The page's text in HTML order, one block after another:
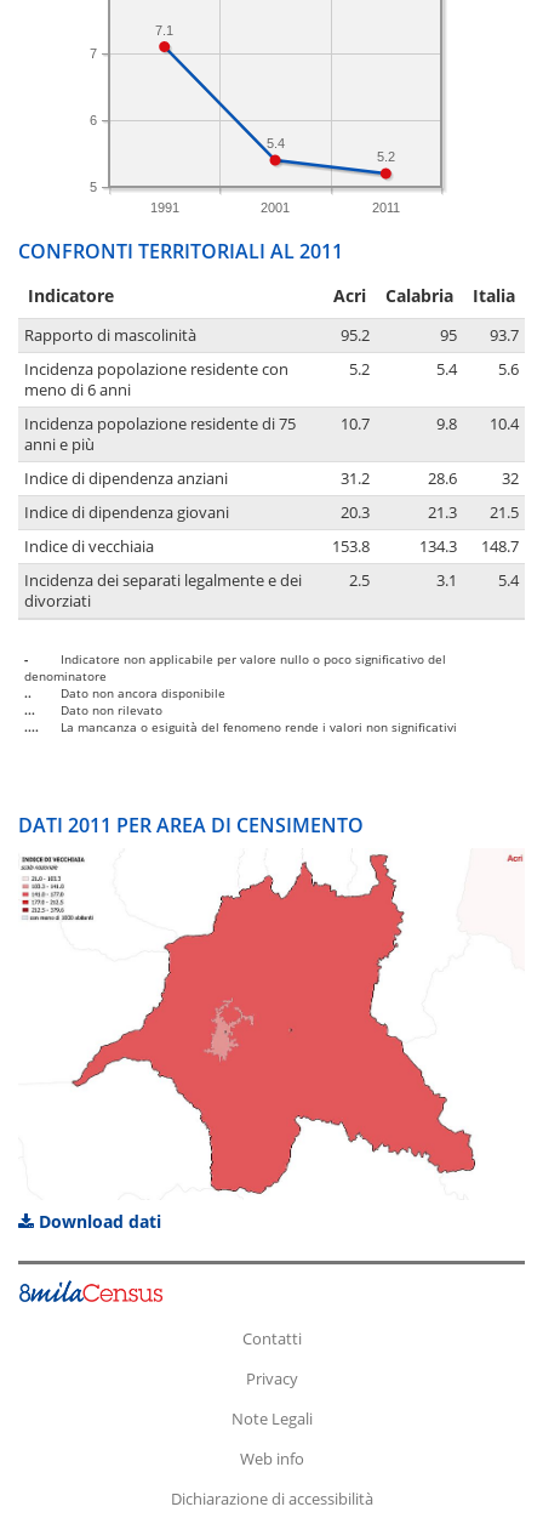
1991 2001 2011
5
6
7
5.2
5.4
7.1
CONFRONTI TERRITORIALI AL 2011
Indicatore Acri Calabria Italia
Rapporto di mascolinità 95.2 95
93.7
Incidenza popolazione residente con
meno di 6 anni
5.2 5.4 5.6
Incidenza popolazione residente di 75
anni e più
10.7 9.8 10.4
Indice di dipendenza anziani 31.2 28.6
32
Indice di dipendenza giovani
20.3 21.3
21.5
Indice di vecchiaia
153.8 134.3
148.7
Incidenza dei separati legalmente e dei
divorziati
2.5 3.1 5.4
-
Indicatore non applicabile per valore nullo o poco significativo del
denominatore
..
Dato non ancora disponibile
...
Dato non rilevato
....
La mancanza o esiguità del fenomeno rende i valori non significativi
DATI 2011 PER AREA DI CENSIMENTO
Download dati
Contatti
Privacy
Note Legali
Web info
Dichiarazione di accessibilità